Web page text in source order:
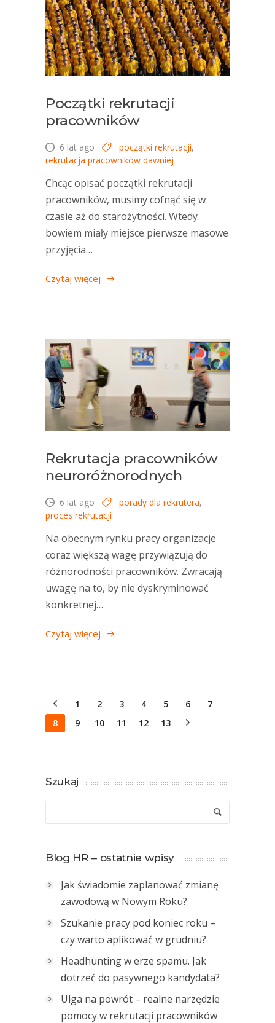
Początki rekrutacji
pracowników
6 lat ago początki rekrutacji,
rekrutacja pracowników dawniej
Chcąc opisać początki rekrutacji
pracowników, musimy cofnąć się w
czasie aż do starożytności. Wtedy
bowiem miały miejsce pierwsze masowe
przyjęcia…
Czytaj więcej
Rekrutacja pracowników
neuroróżnorodnych
6 lat ago porady dla rekrutera,
proces rekrutacji
Na obecnym rynku pracy organizacje
coraz większą wagę przywiązują do
różnorodności pracowników. Zwracają
uwagę na to, by nie dyskryminować
konkretnej…
Czytaj więcej
1 2 3 4 5 6
7
8
9 10 11 12 13
Szukaj
Blog HR – ostatnie wpisy
Jak świadomie zaplanować zmianę
zawodową w Nowym Roku?
Szukanie pracy pod koniec roku –
czy warto aplikować w grudniu?
Headhunting w erze spamu. Jak
dotrzeć do pasywnego kandydata?
Ulga na powrót – realne narzędzie
pomocy w rekrutacji pracowników